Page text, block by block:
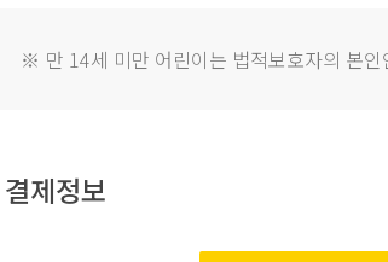
※ 만 14세 미만 어린이는 법적보호자의 본
결제정보